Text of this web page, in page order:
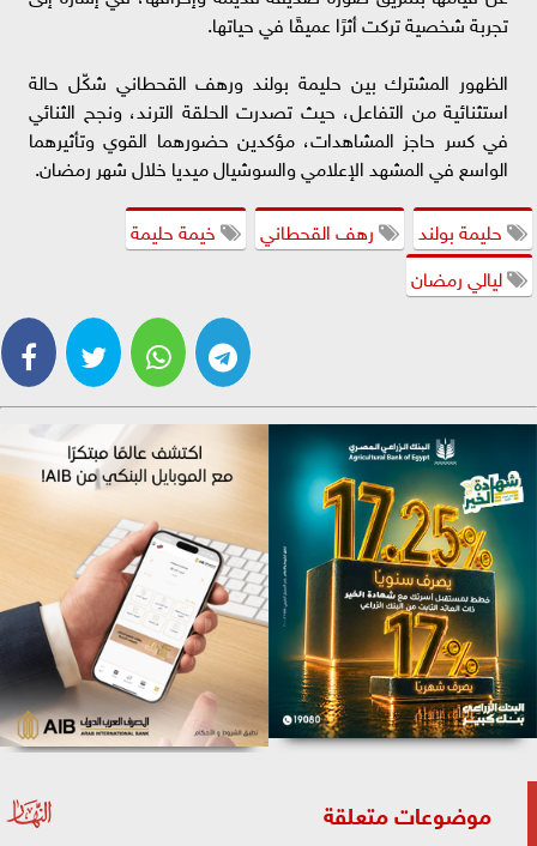
تجربة شخصية تركت أثرًا عميقًا في حياتها.
الظهور المشترك بين حليمة بولند ورهف القحطاني شكّل حالة
استثنائية من التفاعل، حيث تصدرت الحلقة الترند، ونجح الثنائي
في كسر حاجز المشاهدات، مؤكدين حضورهما القوي وتأثيرهما
الواسع في المشهد الإعلامي والسوشيال ميديا خلال شهر رمضان.
حليمة بولند
رهف القحطاني
خيمة حليمة
ليالي رمضان
موضوعات متعلقة